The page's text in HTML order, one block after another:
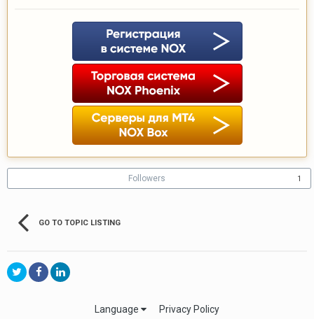
Followers 1
GO TO TOPIC LISTING
Language Privacy Policy